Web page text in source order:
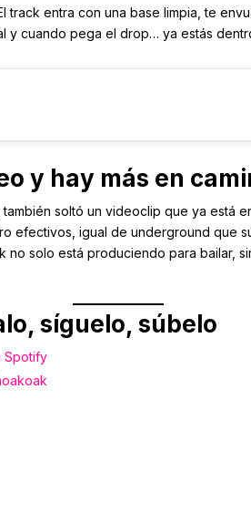
track entra con una base limpia, te
y cuando pega el drop… ya estás
y hay más en
soltó un videoclip que ya está
efectivos, igual de underground que
no solo está produciendo para bailar,
síguelo, súbelo